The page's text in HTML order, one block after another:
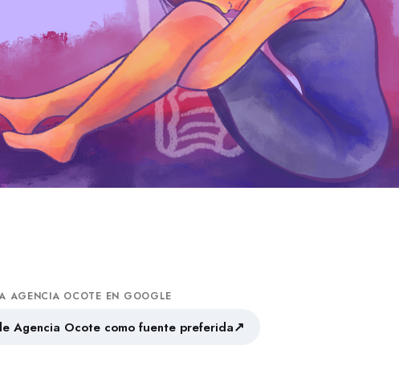
AGENCIA OCOTE EN GOOGLE
Agencia Ocote como fuente preferida↗